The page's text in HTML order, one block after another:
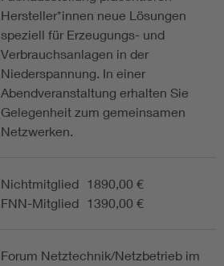
Hersteller*innen neue Lösungen
speziell für Erzeugungs- und
Verbrauchsanlagen in der
Niederspannung. In einer
Abendveranstaltung erhalten Sie
Gelegenheit zum gemeinsamen
Netzwerken.
Nichtmitglied 1890,00 €
FNN-Mitglied 1390,00 €
Forum Netztechnik/Netzbetrieb im